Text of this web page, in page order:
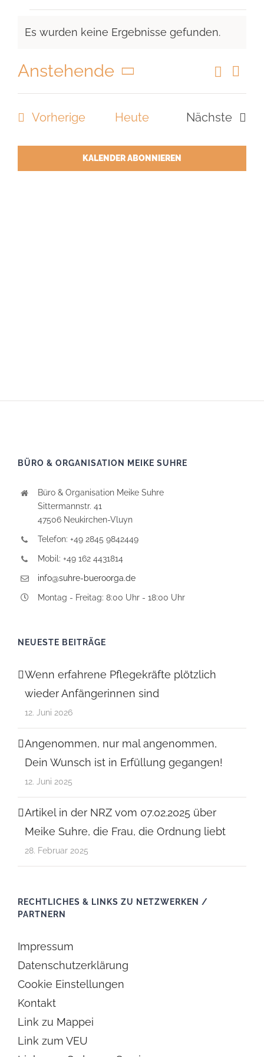
Es wurden keine Ergebnisse gefunden.
und
Suche
Liste
Anstehende
Datum
wählen.
VorherigeVeranstaltungen
Heute
Nächste
KALENDER ABONNIEREN
BÜRO & ORGANISATION MEIKE SUHRE
Büro & Organisation Meike Suhre
Sittermannstr. 41
47506 Neukirchen-Vluyn
Telefon: +49 2845 9842449
Mobil: +49 162 4431814
info@suhre-bueroorga.de
Montag - Freitag: 8:00 Uhr - 18:00 Uhr
NEUESTE BEITRÄGE
Wenn erfahrene Pflegekräfte plötzlich
wieder Anfängerinnen sind
12. Juni 2026
Angenommen, nur mal angenommen,
Dein Wunsch ist in Erfüllung gegangen!
12. Juni 2025
Artikel in der NRZ vom 07.02.2025 über
Meike Suhre, die Frau, die Ordnung liebt
28. Februar 2025
RECHTLICHES & LINKS ZU NETZWERKEN /
PARTNERN
Impressum
Datenschutzerklärung
Cookie Einstellungen
Kontakt
Link zu Mappei
Link zum VEU